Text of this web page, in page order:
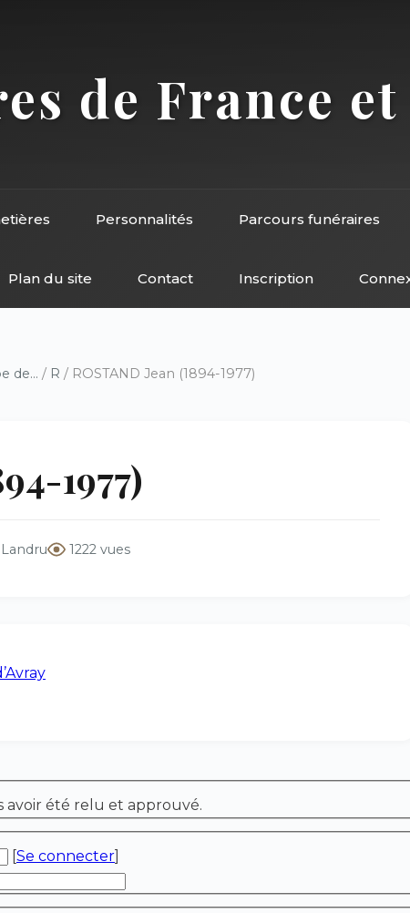
de France
Personnalités Parcours funéraires
Plan du site Contact Inscription
de... / R / ROSTAND Jean (1894-1977)
1977)
1222 vues
avoir été relu et approuvé.
[Se connecter]